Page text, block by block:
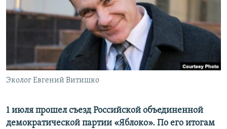
ПОБЕДИТЕЛЕЙ НЕ СУДЯТ?
КРЫМ.НЕПОКОРЕННЫЙ
ELIFBE
УКРАИНСКАЯ ПРОБЛЕМА КРЫМА
ПРИСОЕДИНЯЙТЕСЬ!
Все сайты RFE/RL
Эколог Евгений Витишко
1 июля прошел съезд Российской объединенной
демократической партии «Яблоко». По его итогам